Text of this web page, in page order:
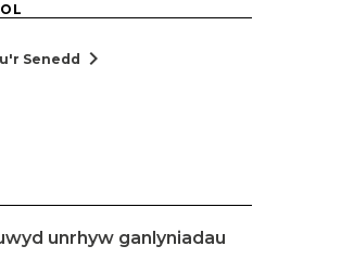
Senedd chevron_right
unrhyw ganlyniadau